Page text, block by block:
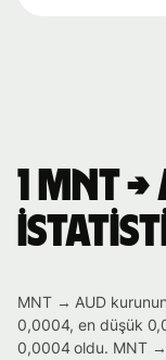
1 MNT →
MNT → AUD
0,0004, en düşük
0,0004 oldu. MNT →